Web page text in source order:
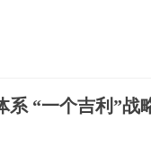
系 “一个吉利”战